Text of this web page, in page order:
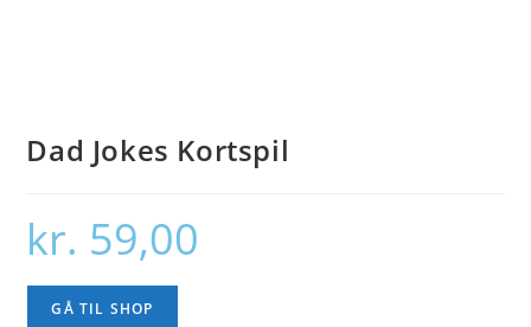
Dad Jokes Kortspil
kr. 59,00
GÅ TIL SHOP